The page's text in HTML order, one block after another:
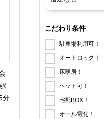
分
こだわり条件
駐車場利用可！
オートロック！
床暖房！
ペット可！
宅配BOX！
オール電化！